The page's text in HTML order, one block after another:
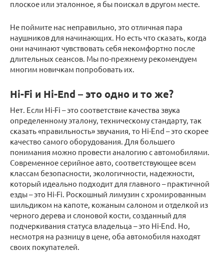
плоское или эталонное, я бы поискал в другом месте.
Не поймите нас неправильно, это отличная пара
наушников для начинающих. Но есть что сказать, когда
они начинают чувствовать себя некомфортно после
длительных сеансов. Мы по-прежнему рекомендуем
многим новичкам попробовать их.
Hi-Fi и Hi-End – это одно и то же?
Нет. Если Hi-Fi – это соответствие качества звука
определенному эталону, техническому стандарту, так
сказать «правильность» звучания, то Hi-End – это скорее
качество самого оборудования. Для большего
понимания можно провести аналогию с автомобилями.
Современное серийное авто, соответствующее всем
классам безопасности, экологичности, надежности,
который идеально подходит для главного – практичной
езды – это Hi-Fi. Роскошный лимузин с хромированным
шильдиком на капоте, кожаным салоном и отделкой из
черного дерева и слоновой кости, созданный для
подчеркивания статуса владельца – это Hi-End. Но,
несмотря на разницу в цене, оба автомобиля находят
своих покупателей.